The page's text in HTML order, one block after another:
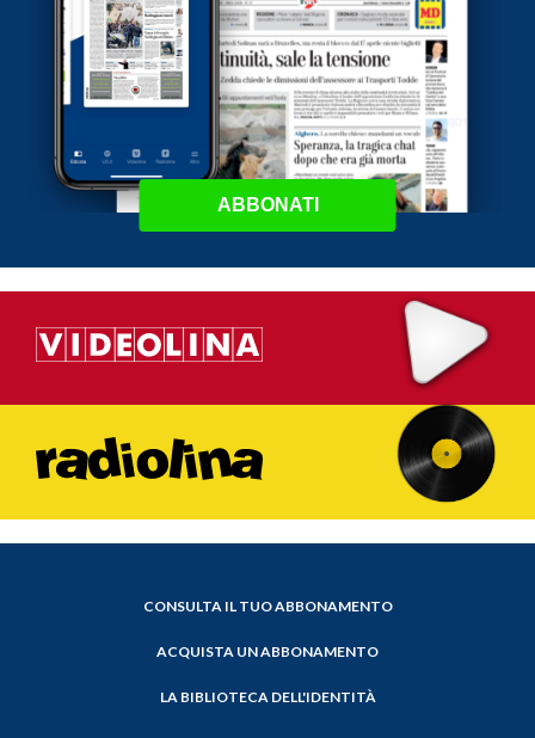
ABBONATI
CONSULTA IL TUO ABBONAMENTO
ACQUISTA UN ABBONAMENTO
LA BIBLIOTECA DELL'IDENTITÀ